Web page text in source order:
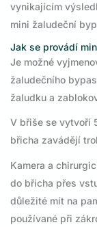
vynikajícím
mini žaludeční
Jak se provádí
Je možné
žaludečního
žaludku a
V břiše se vytvoří
břicha zavádějí
Kamera a
do břicha přes
důležité mít na
používané při